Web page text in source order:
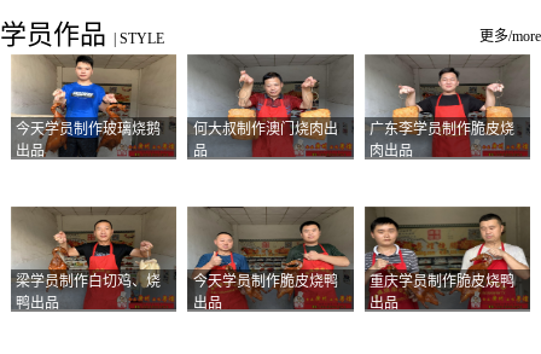
学员作品 STYLE 更多/more
今天学员制作玻璃烧鹅
出品
何大叔制作澳门烧肉出
品
广东李学员制作脆皮烧
肉出品
梁学员制作白切鸡、烧
鸭出品
今天学员制作脆皮烧鸭
出品
重庆学员制作脆皮烧鸭
出品